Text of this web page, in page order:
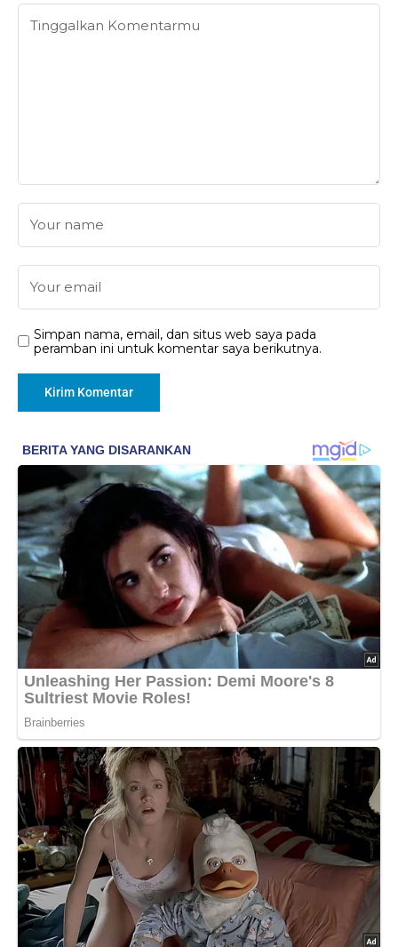
Simpan nama, email, dan situs web saya pada
peramban ini untuk komentar saya berikutnya.